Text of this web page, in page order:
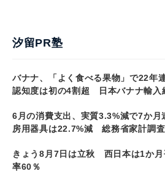
汐留PR塾
バナナ、「よく食べる果物」で22
認知度は初の4割超 日本バナナ輸入
6月の消費支出、実質3.3%減で7か
房用器具は22.7%減 総務省家計調査
きょう8月7日は立秋 西日本は1か月
率60％